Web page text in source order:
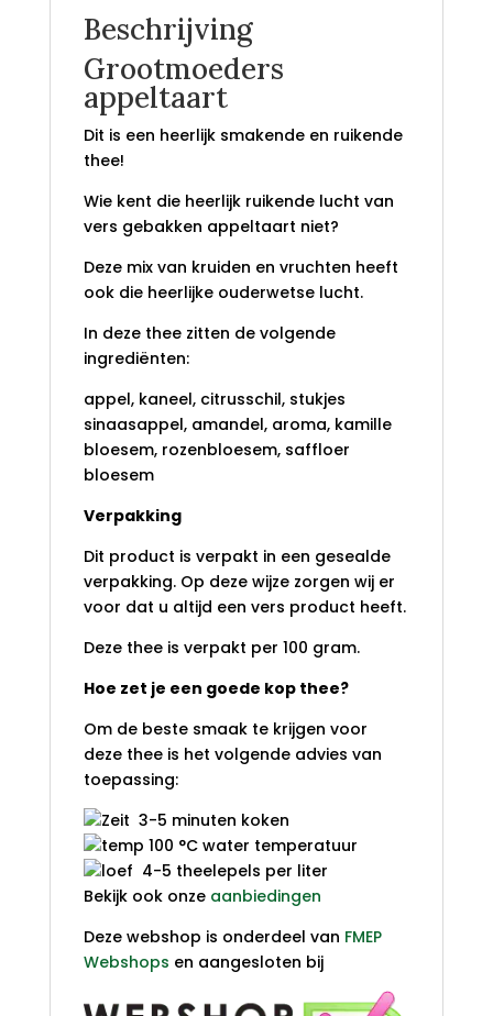
Beschrijving
Grootmoeders
appeltaart
Dit is een heerlijk smakende en ruikende
thee!
Wie kent die heerlijk ruikende lucht van
vers gebakken appeltaart niet?
Deze mix van kruiden en vruchten heeft
ook die heerlijke ouderwetse lucht.
In deze thee zitten de volgende
ingrediënten:
appel, kaneel, citrusschil, stukjes
sinaasappel, amandel, aroma, kamille
bloesem, rozenbloesem, saffloer
bloesem
Verpakking
Dit product is verpakt in een gesealde
verpakking. Op deze wijze zorgen wij er
voor dat u altijd een vers product heeft.
Deze thee is verpakt per 100 gram.
Hoe zet je een goede kop thee?
Om de beste smaak te krijgen voor
deze thee is het volgende advies van
toepassing:
3-5 minuten koken
100 °C water temperatuur
4-5 theelepels per liter
Bekijk ook onze aanbiedingen
Deze webshop is onderdeel van FMEP
Webshops en aangesloten bij